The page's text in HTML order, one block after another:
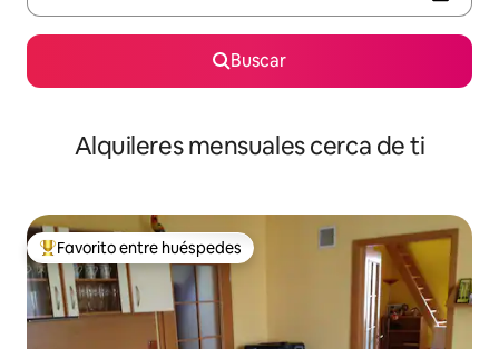
Buscar
Alquileres mensuales cerca de ti
Favorito entre huéspedes preferido
Favorito entre huéspedes